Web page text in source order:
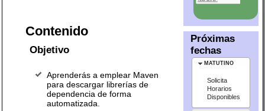
Contenido
Objetivo
Aprenderás a emplear Maven
para descargar librerías de
dependencia de forma
automatizada.
Próximas
fechas
MATUTINO
Solicita
Horarios
Disponibles